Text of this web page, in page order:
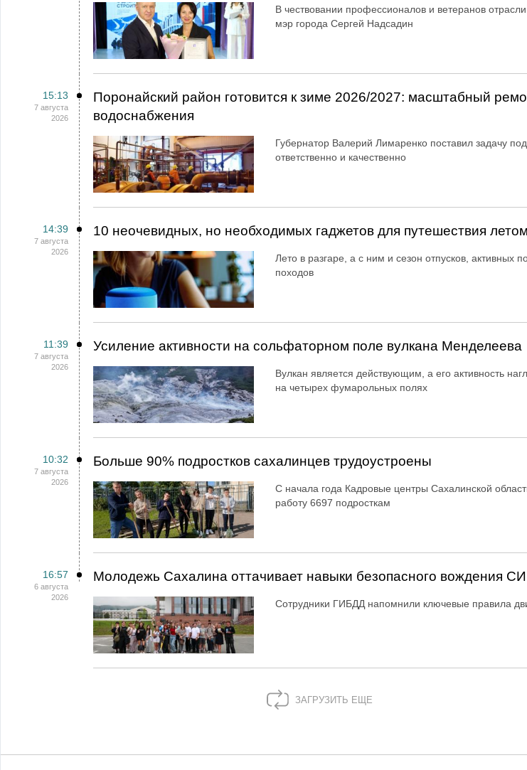
В чествовании профессионалов и ветеранов
мэр города Сергей Надсадин
15:13
7 августа
2026
Поронайский район готовится к зиме 2026/2027: масштабный
водоснабжения
Губернатор Валерий Лимаренко поставил задачу
ответственно и качественно
14:39
7 августа
2026
10 неочевидных, но необходимых гаджетов для путешествия летом
Лето в разгаре, а с ним и сезон отпусков, активных
походов
11:39
7 августа
2026
Усиление активности на сольфаторном поле вулкана Менделеева
Вулкан является действующим, а его активность
на четырех фумарольных полях
10:32
7 августа
2026
Больше 90% подростков сахалинцев трудоустроены
С начала года Кадровые центры Сахалинской
работу 6697 подросткам
16:57
6 августа
2026
Молодежь Сахалина оттачивает навыки безопасного вождения
Сотрудники ГИБДД напомнили ключевые правила
ЗАГРУЗИТЬ ЕЩЕ